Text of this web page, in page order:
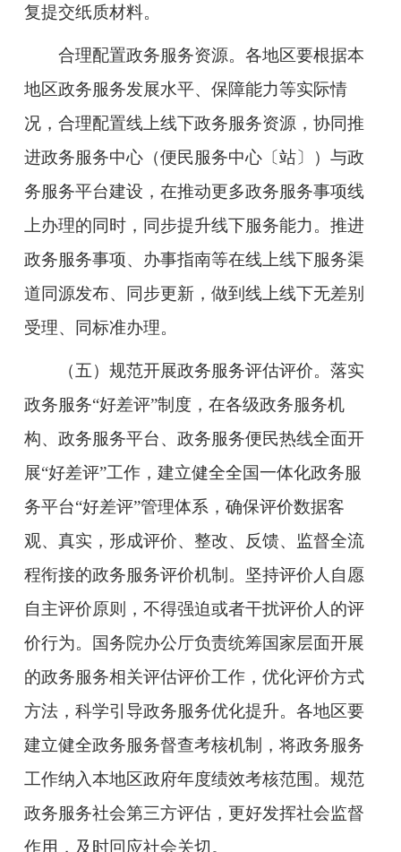
复提交纸质材料。
合理配置政务服务资源。各地区要根据本
地区政务服务发展水平、保障能力等实际情
况，合理配置线上线下政务服务资源，协同推
进政务服务中心（便民服务中心〔站〕）与政
务服务平台建设，在推动更多政务服务事项线
上办理的同时，同步提升线下服务能力。推进
政务服务事项、办事指南等在线上线下服务渠
道同源发布、同步更新，做到线上线下无差别
受理、同标准办理。
（五）规范开展政务服务评估评价。落实
政务服务“好差评”制度，在各级政务服务机
构、政务服务平台、政务服务便民热线全面开
展“好差评”工作，建立健全全国一体化政务服
务平台“好差评”管理体系，确保评价数据客
观、真实，形成评价、整改、反馈、监督全流
程衔接的政务服务评价机制。坚持评价人自愿
自主评价原则，不得强迫或者干扰评价人的评
价行为。国务院办公厅负责统筹国家层面开展
的政务服务相关评估评价工作，优化评价方式
方法，科学引导政务服务优化提升。各地区要
建立健全政务服务督查考核机制，将政务服务
工作纳入本地区政府年度绩效考核范围。规范
政务服务社会第三方评估，更好发挥社会监督
作用，及时回应社会关切。